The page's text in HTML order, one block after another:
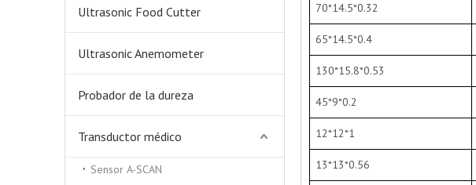
Ultrasonic Food Cutter
Ultrasonic Anemometer
Probador de la dureza
Transductor médico
Sensor A-SCAN
70*14.5*0.32
65*14.5*0.4
130*15.8*0.53
45*9*0.2
12*12*1
13*13*0.56